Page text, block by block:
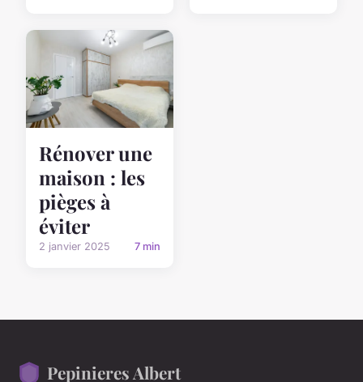
Rénover une
maison : les
pièges à
éviter
2 janvier 2025 7 min
Pepinieres Albert